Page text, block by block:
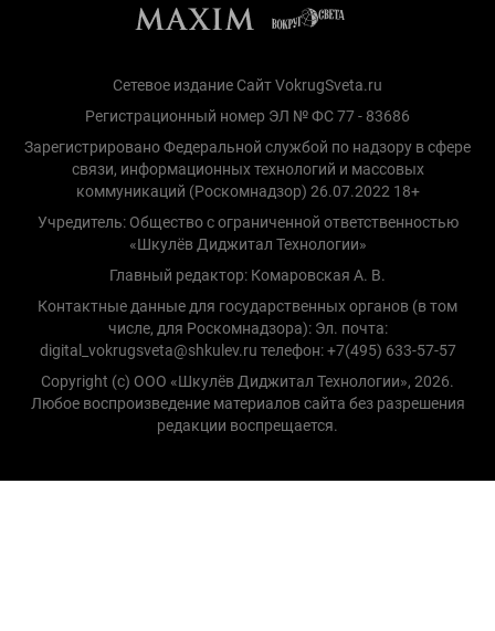
Сетевое издание Сайт VokrugSveta.ru
Регистрационный номер ЭЛ № ФС 77 - 83686
Зарегистрировано Федеральной службой по надзору в сфере
связи, информационных технологий и массовых
коммуникаций (Роскомнадзор) 26.07.2022 18+
Учредитель: Общество с ограниченной ответственностью
«Шкулёв Диджитал Технологии»
Главный редактор: Комаровская А. В.
Контактные данные для государственных органов (в том
числе, для Роскомнадзора): Эл. почта:
digital_vokrugsveta@shkulev.ru телефон: +7(495) 633-57-57
Copyright (с) ООО «Шкулёв Диджитал Технологии», 2026.
Любое воспроизведение материалов сайта без разрешения
редакции воспрещается.